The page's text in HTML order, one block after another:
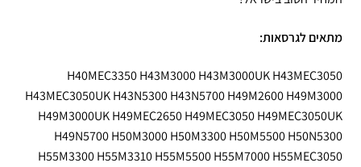
מתאים לגרסאות:
H40MEC3350 H43M3000 H43M3000UK H43MEC3050
H43MEC3050UK H43N5300 H43N5700 H49M2600 H49M3000
H49M3000UK H49MEC2650 H49MEC3050 H49MEC3050UK
H49N5700 H50M3000 H50M3300 H50M5500 H50N5300
H55M3300 H55M3310 H55M5500 H55M7000 H55MEC3050